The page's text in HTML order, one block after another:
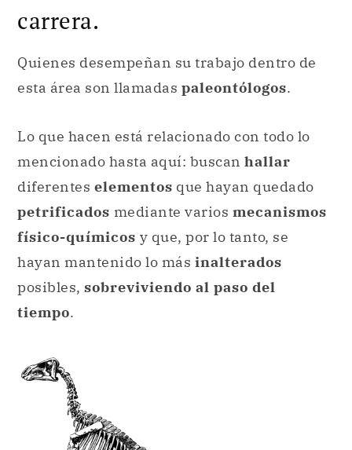
carrera.
Quienes desempeñan su trabajo dentro de
esta área son llamadas paleontólogos.
Lo que hacen está relacionado con todo lo
mencionado hasta aquí: buscan hallar
diferentes elementos que hayan quedado
petrificados mediante varios mecanismos
físico-químicos y que, por lo tanto, se
hayan mantenido lo más inalterados
posibles, sobreviviendo al paso del
tiempo.